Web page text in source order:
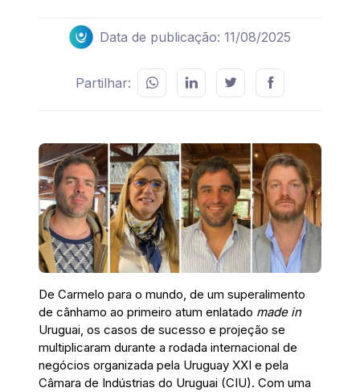
Data de publicação: 11/08/2025
Partilhar:
De Carmelo para o mundo, de um superalimento
de cânhamo ao primeiro atum enlatado made in
Uruguai, os casos de sucesso e projeção se
multiplicaram durante a rodada internacional de
negócios organizada pela Uruguay XXI e pela
Câmara de Indústrias do Uruguai (CIU). Com uma